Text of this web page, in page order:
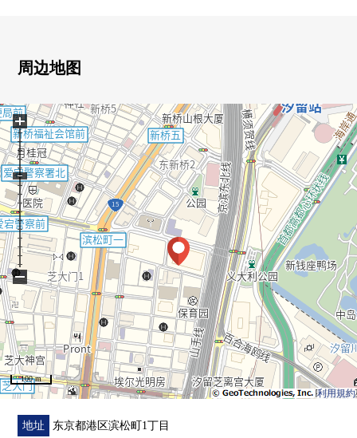
○ 地板上貼
○ 炉子·垃圾处理器·烤炉交换
○ 洗碗机交换
○ 厕所·整体卫浴全部已换新
○ 浴室栓、烘干机全部已换新
○ 空调全部已换新
○ 嵌顶灯增设、全部已换新
○ 纱门张替
■ 建筑物、位置的特徴
○ JR山手线"滨松町"车站步行5分钟
○ 羽田机场，品川站交通便捷，并且国内外的移动顺利
○ 有历史的滨离宫恩赐庭园(约1,300m)，老草坪行宫恩赐
庭园(约450m)，芝公园也(约1,000m)是步行圈
○ 清水建设株式会社施工
○ 为了灾害时做准备的中间免震构造，防灾储备仓库
○ 使中圧煤气当做燃料的高效率煤气共世代系统使用
周边地图
利用規約
100 m
+
−
地址 东京都港区滨松町1丁目